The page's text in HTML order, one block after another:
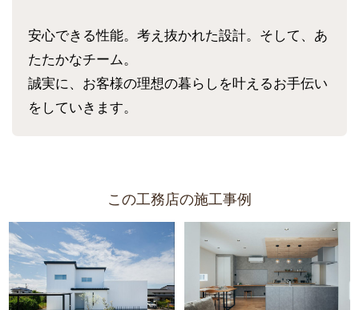
安心できる性能。考え抜かれた設計。そして、あ
たたかなチーム。
誠実に、お客様の理想の暮らしを叶えるお手伝い
をしていきます。
この工務店の施工事例